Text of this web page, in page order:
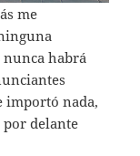
me
habrá
importó nada,
delante